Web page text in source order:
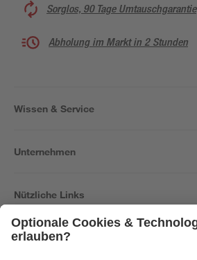
Sorglos, 90 Tage Umtauschgarantie
Abholung im Markt in 2 Stunden
Wissen & Service
Unternehmen
Nützliche Links